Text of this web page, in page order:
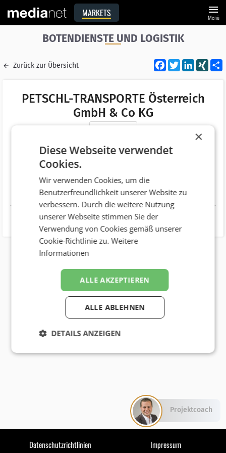
MARKETS menu
Menü
BOTENDIENSTE UND LOGISTIK
Zurück zur Übersicht Facebook
Twitter XING
PETSCHL-TRANSPORTE Österreich
GmbH & Co KG
Adresse
Josef-Petschl-Straße 1
Telefonnummer
+43 (7262) 550
Website http://www.petschl-transporte.at
Datenschutzrichtlinien Impressum
×
Diese Webseite verwendet
Cookies.
Wir verwenden Cookies, um die
Benutzerfreundlichkeit unserer Website zu
verbessern. Durch die weitere Nutzung
unserer Webseite stimmen Sie der
Verwendung von Cookies gemäß unserer
Cookie-Richtlinie zu.Weitere
Informationen
ALLE AKZEPTIEREN
ALLE ABLEHNEN
DETAILS ANZEIGEN
Projektcoach